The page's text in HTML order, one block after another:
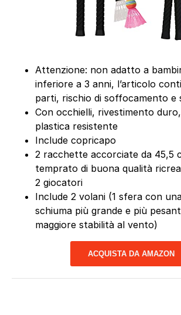
Attenzione: non adatto a
inferiore a 3 anni, l’articolo
parti, rischio di soffocamento e
Con occhielli, rivestimento
plastica resistente
Include copricapo
2 racchette accorciate da 45,5
temprato di buona qualità
2 giocatori
Include 2 volani (1 sfera con
schiuma più grande e più
maggiore stabilità al vento)
ACQUISTA DA AMAZON